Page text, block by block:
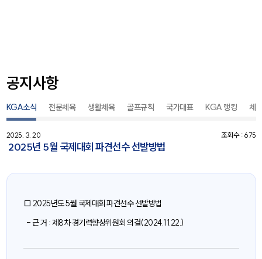
공지사항
KGA소식 전문체육 생활체육 골프규칙 국가대표 KGA 랭킹 체
2025. 3. 20 조회수 : 675
2025년 5월 국제대회 파견선수 선발방법
□ 2025년도 5월 국제대회 파견선수 선발방법
- 근 거 : 제8차 경기력향상위원회 의결(2024.11.22.)